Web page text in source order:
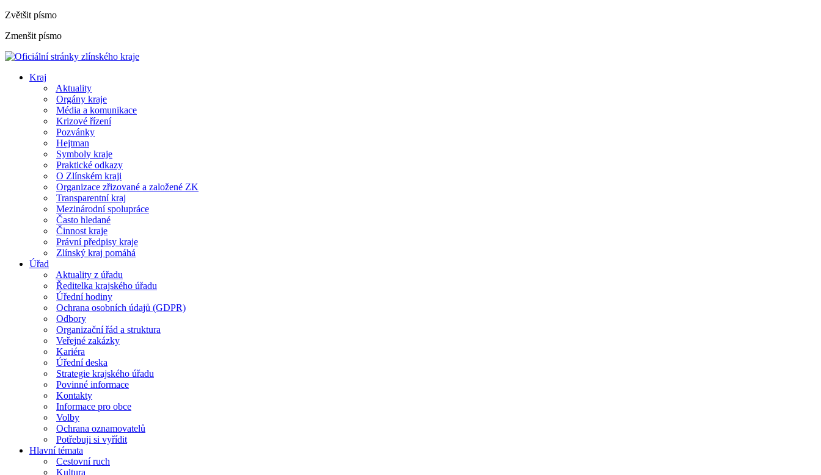
Zvětšit písmo
Zmenšit písmo
Kraj
Aktuality
Orgány kraje
Média a komunikace
Krizové řízení
Pozvánky
Hejtman
Symboly kraje
Praktické odkazy
O Zlínském kraji
Organizace zřizované a založené ZK
Transparentní kraj
Mezinárodní spolupráce
Často hledané
Činnost kraje
Právní předpisy kraje
Zlínský kraj pomáhá
Úřad
Aktuality z úřadu
Ředitelka krajského úřadu
Úřední hodiny
Ochrana osobních údajů (GDPR)
Odbory
Organizační řád a struktura
Veřejné zakázky
Kariéra
Úřední deska
Strategie krajského úřadu
Povinné informace
Kontakty
Informace pro obce
Volby
Ochrana oznamovatelů
Potřebuji si vyřídit
Hlavní témata
Cestovní ruch
Kultura